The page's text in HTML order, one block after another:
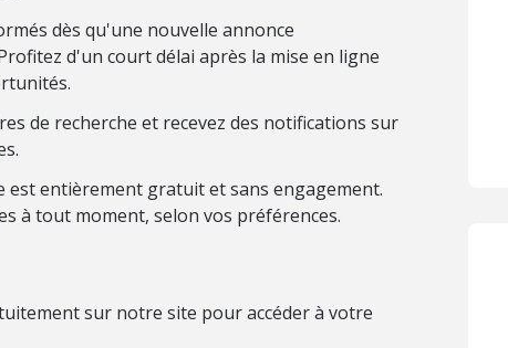
dès qu'une nouvelle annonce
d'un court délai après la mise en ligne
de recherche et recevez des notifications sur
est entièrement gratuit et sans engagement.
à tout moment, selon vos préférences.
sur notre site pour accéder à votre